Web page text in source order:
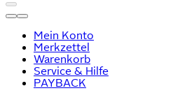
Mein Konto
Merkzettel
Warenkorb
Service & Hilfe
PAYBACK